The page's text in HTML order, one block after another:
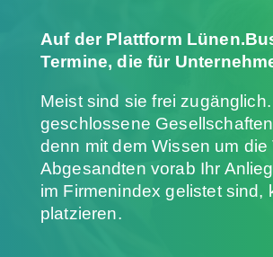
Auf der Plattform
Termine, die für
Meist sind sie frei
geschlossene
denn mit dem Wissen um
Abgesandten vorab Ihr
im Firmenindex gelistet sind,
platzieren.